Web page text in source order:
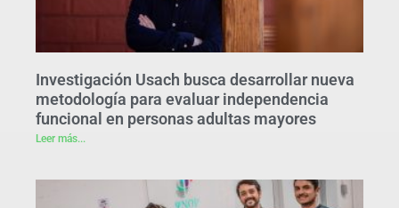
Investigación Usach busca desarrollar nueva
metodología para evaluar independencia
funcional en personas adultas mayores
Leer más...